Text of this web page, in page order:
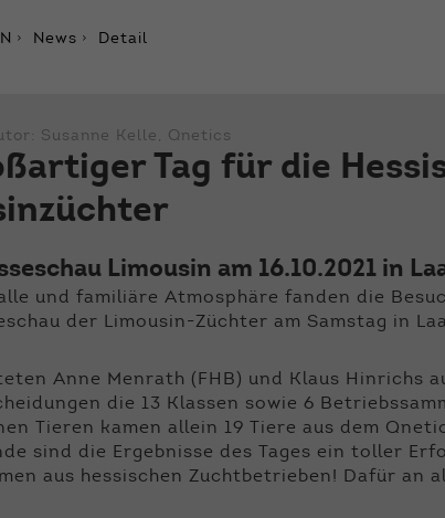
News Detail
Susanne Kelle, Qnetics
Tag für die
Limousin am 16.10.2021 in
und familiäre Atmosphäre fanden die
der Limousin-Züchter am Samstag in
Anne Menrath (FHB) und Klaus Hinrichs
die 13 Klassen sowie 6
Tieren kamen allein 19 Tiere aus dem
sind die Ergebnisse des Tages ein toller
aus hessischen Zuchtbetrieben! Dafür an
Laufzeit 1
Wir verwenden auf